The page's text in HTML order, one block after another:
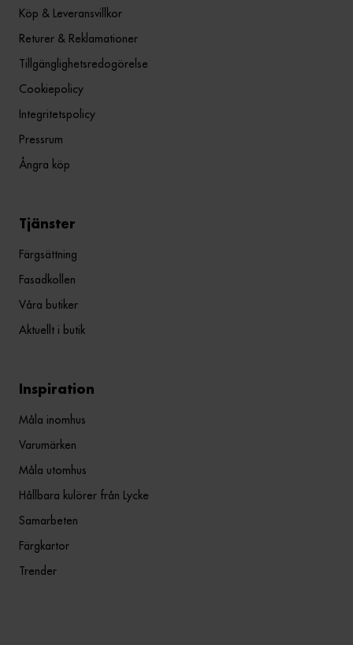
Köp & Leveransvillkor
Returer & Reklamationer
Tillgänglighetsredogörelse
Cookiepolicy
Integritetspolicy
Pressrum
Ångra köp
Tjänster
Färgsättning
Fasadkollen
Våra butiker
Aktuellt i butik
Inspiration
Måla inomhus
Varumärken
Måla utomhus
Hållbara kulörer från Lycke
Samarbeten
Färgkartor
Trender